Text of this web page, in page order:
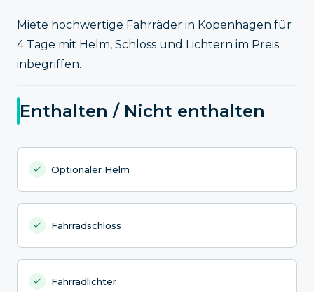
Miete hochwertige Fahrräder in Kopenhagen für
4 Tage mit Helm, Schloss und Lichtern im Preis
inbegriffen.
Enthalten / Nicht enthalten
Optionaler Helm
Fahrradschloss
Fahrradlichter